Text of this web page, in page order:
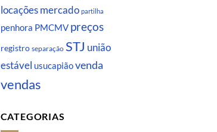
locações mercado partilha
penhora PMCMV preços
registro separação STJ união
estável usucapiãovenda
vendas
CATEGORIAS